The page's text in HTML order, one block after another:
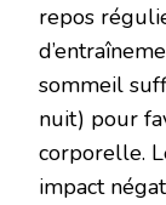
repos
sommeil
nuit) pour
corporelle.
impact